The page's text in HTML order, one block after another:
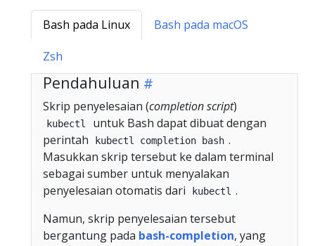
Bash pada Linux Bash pada macOS
Zsh
Pendahuluan
Skrip penyelesaian (completion script)
kubectl
untuk Bash dapat dibuat dengan
perintah
kubectl completion bash .
Masukkan skrip tersebut ke dalam terminal
sebagai sumber untuk menyalakan
penyelesaian otomatis dari
kubectl .
Namun, skrip penyelesaian tersebut
bergantung pada bash-completion, yang